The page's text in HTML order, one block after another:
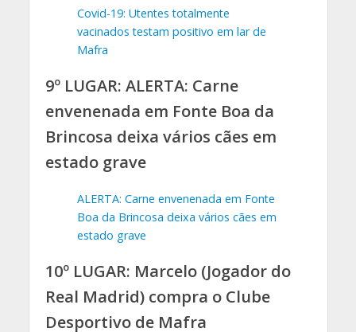
Covid-19: Utentes totalmente
vacinados testam positivo em lar de
Mafra
9º LUGAR: ALERTA: Carne
envenenada em Fonte Boa da
Brincosa deixa vários cães em
estado grave
ALERTA: Carne envenenada em Fonte
Boa da Brincosa deixa vários cães em
estado grave
10º LUGAR: Marcelo (Jogador do
Real Madrid) compra o Clube
Desportivo de Mafra